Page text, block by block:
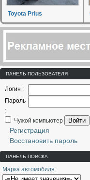
Toyota Prius
ПАНЕЛЬ ПОЛЬЗОВАТЕЛЯ
Логин :
Пароль
:
Чужой компьютер
Войти
Регистрация
Восстановить пароль
ПАНЕЛЬ ПОИСКА
Марка автомобиля :